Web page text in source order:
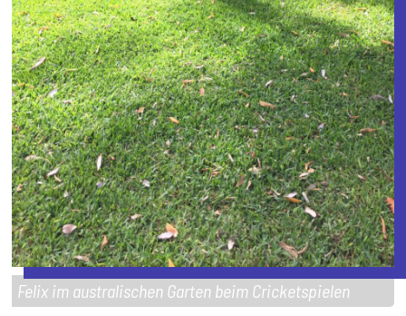
Felix im australischen Garten beim Cricketspielen